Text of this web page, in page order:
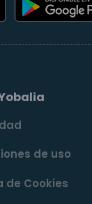
de uso
de Cookies